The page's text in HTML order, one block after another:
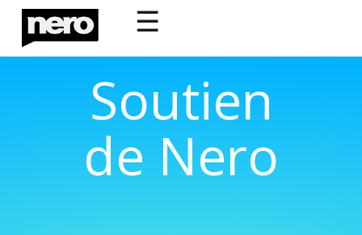
☰
Soutien
de Nero